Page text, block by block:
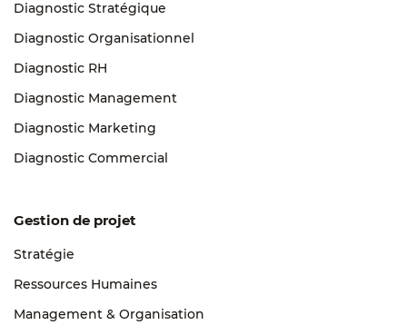
Diagnostic Stratégique
Diagnostic Organisationnel
Diagnostic RH
Diagnostic Management
Diagnostic Marketing
Diagnostic Commercial
Gestion de projet
Stratégie
Ressources Humaines
Management & Organisation